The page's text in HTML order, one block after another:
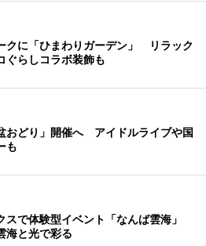
クに「ひまわりガーデン」 リラック
ぐらしコラボ装飾も
おどり」開催へ アイドルライブや国
も
スで体験型イベント「なんば雲海」
海と光で彩る